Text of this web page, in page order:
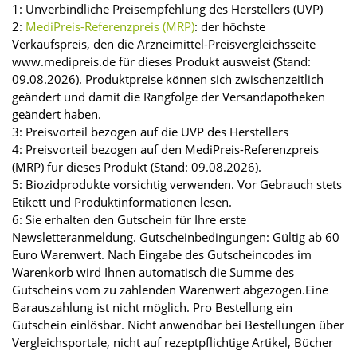
1: Unverbindliche Preisempfehlung des Herstellers (UVP)
2: MediPreis-Referenzpreis (MRP): der höchste
Verkaufspreis, den die Arzneimittel-Preisvergleichsseite
www.medipreis.de für dieses Produkt ausweist (Stand:
09.08.2026). Produktpreise können sich zwischenzeitlich
geändert und damit die Rangfolge der Versandapotheken
geändert haben.
3: Preisvorteil bezogen auf die UVP des Herstellers
4: Preisvorteil bezogen auf den MediPreis-Referenzpreis
(MRP) für dieses Produkt (Stand: 09.08.2026).
5: Biozidprodukte vorsichtig verwenden. Vor Gebrauch stets
Etikett und Produktinformationen lesen.
6: Sie erhalten den Gutschein für Ihre erste
Newsletteranmeldung. Gutscheinbedingungen: Gültig ab 60
Euro Warenwert. Nach Eingabe des Gutscheincodes im
Warenkorb wird Ihnen automatisch die Summe des
Gutscheins vom zu zahlenden Warenwert abgezogen.Eine
Barauszahlung ist nicht möglich. Pro Bestellung ein
Gutschein einlösbar. Nicht anwendbar bei Bestellungen über
Vergleichsportale, nicht auf rezeptpflichtige Artikel, Bücher